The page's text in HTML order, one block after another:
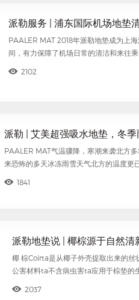
派勒服务 | 浦东国际机场地垫
PAALER MAT 2018年派勒地垫成为上海
间，有力保障了机场日常的清洁和来往
2102
派勒 | 艾美超强吸水地垫，冬
PAALER MAT气温骤降，寒潮来袭北方
来恐怖的多天冰冻雨雪天气北方的温度更
1841
派勒地垫说 | 椰棕源于自然清
椰 棕Coirta是从椰子外壳提取出来的
公害材料ta不含病虫害ta应用于棕垫的
2037